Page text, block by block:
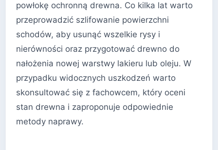
powłokę ochronną drewna. Co kilka lat warto
przeprowadzić szlifowanie powierzchni
schodów, aby usunąć wszelkie rysy i
nierówności oraz przygotować drewno do
nałożenia nowej warstwy lakieru lub oleju. W
przypadku widocznych uszkodzeń warto
skonsultować się z fachowcem, który oceni
stan drewna i zaproponuje odpowiednie
metody naprawy.